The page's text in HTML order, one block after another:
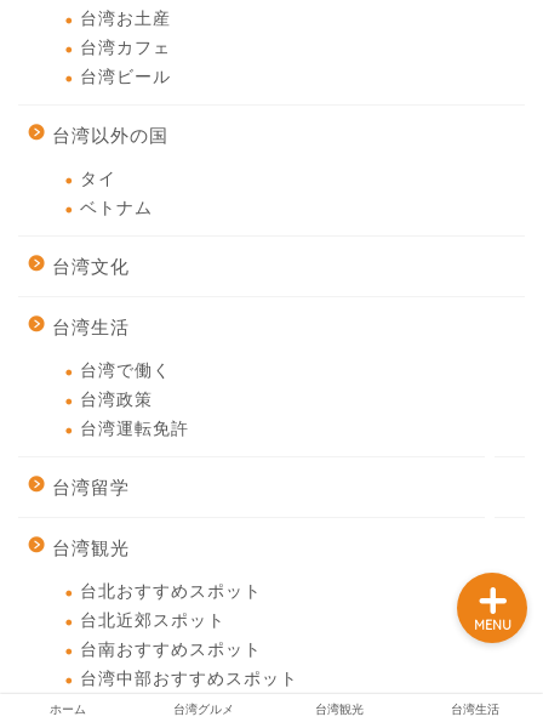
台湾お土産
台湾カフェ
台湾ビール
台湾以外の国
タイ
ベトナム
台湾文化
台湾生活
台湾で働く
台湾政策
台湾運転免許
台湾留学
台湾観光
台北おすすめスポット
台北近郊スポット
台南おすすめスポット
台湾中部おすすめスポット
高雄おすすめスポット
ホーム 台湾グルメ 台湾観光 台湾生活
MENU